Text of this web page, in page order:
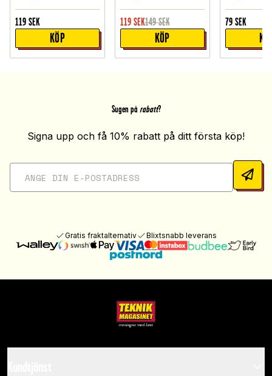
119 SEK
KÖP
119 SEK149 SEK
KÖP
79 SEK
Sugen på rabatt?
Signa upp och få 10% rabatt på ditt första köp!
Gratis fraktalternativ Blixtsnabb leverans